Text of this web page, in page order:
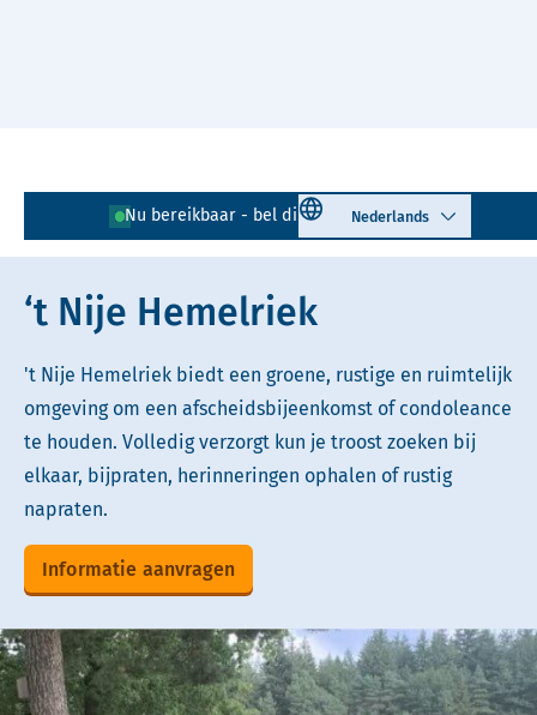
Nu bereikbaar - bel direct! 085 - 401 81 23
Select language
Lees voor Uitleg woorden
Simpele tekst
‘t Nije Hemelriek
't Nije Hemelriek biedt een groene, rustige en ruimtelijk
omgeving om een afscheidsbijeenkomst of condoleance
te houden. Volledig verzorgt kun je troost zoeken bij
elkaar, bijpraten, herinneringen ophalen of rustig
napraten.
Informatie aanvragen